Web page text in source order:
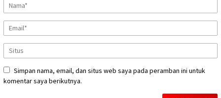
Simpan nama, email, dan situs web saya pada peramban ini untuk
komentar saya berikutnya.